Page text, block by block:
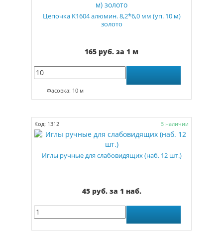
Цепочка K1604 алюмин. 8,2*6,0 мм (уп. 10 м)
золото
165 руб. за 1 м
Фасовка: 10 м
Код: 1312 В наличии
Иглы ручные для слабовидящих (наб. 12 шт.)
45 руб. за 1 наб.